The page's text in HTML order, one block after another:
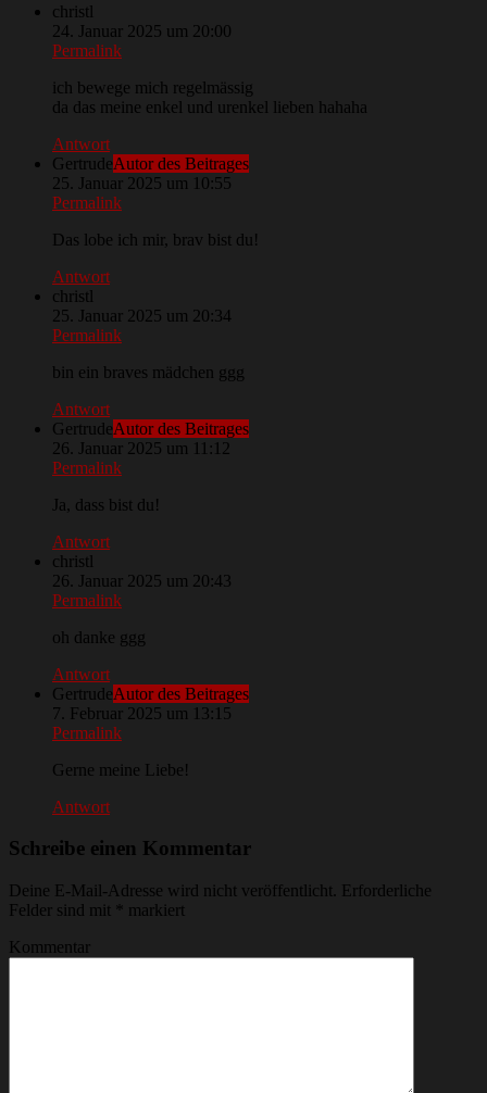
christl
24. Januar 2025 um 20:00
Permalink
ich bewege mich regelmässig
da das meine enkel und urenkel lieben hahaha
Antwort
GertrudeAutor des Beitrages
25. Januar 2025 um 10:55
Permalink
Das lobe ich mir, brav bist du!
Antwort
christl
25. Januar 2025 um 20:34
Permalink
bin ein braves mädchen ggg
Antwort
GertrudeAutor des Beitrages
26. Januar 2025 um 11:12
Permalink
Ja, dass bist du!
Antwort
christl
26. Januar 2025 um 20:43
Permalink
oh danke ggg
Antwort
GertrudeAutor des Beitrages
7. Februar 2025 um 13:15
Permalink
Gerne meine Liebe!
Antwort
Schreibe einen Kommentar
Deine E-Mail-Adresse wird nicht veröffentlicht.
Erforderliche
Felder sind mit
markiert
Kommentar